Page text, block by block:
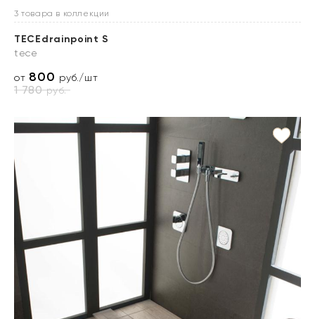
3 товара в коллекции
TECEdrainpoint S
tece
от 800 руб./шт
1 780руб.